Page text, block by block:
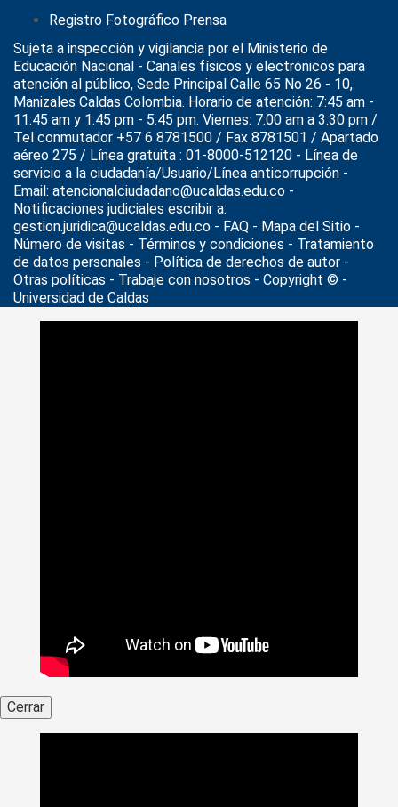
Noticias>Actualidad>Octavo Concierto de Temporada
Registro Fotográfico Prensa
Sujeta a inspección y vigilancia por el Ministerio de
Educación Nacional - Canales físicos y electrónicos para
atención al público, Sede Principal Calle 65 No 26 - 10,
Manizales Caldas Colombia. Horario de atención: 7:45 am -
11:45 am y 1:45 pm - 5:45 pm. Viernes: 7:00 am a 3:30 pm /
Tel conmutador +57 6 8781500 / Fax 8781501 / Apartado
aéreo 275 / Línea gratuita : 01-8000-512120 - Línea de
servicio a la ciudadanía/Usuario/Línea anticorrupción -
Email: atencionalciudadano@ucaldas.edu.co -
Notificaciones judiciales escribir a:
gestion.juridica@ucaldas.edu.co - FAQ - Mapa del Sitio -
Número de visitas - Términos y condiciones - Tratamiento
de datos personales - Política de derechos de autor -
Otras políticas - Trabaje con nosotros - Copyright © -
Universidad de Caldas
Cerrar